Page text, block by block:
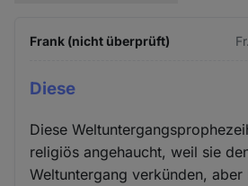
Frank (nicht überprüft)
Diese
Diese
religiös angehaucht, weil sie
Weltuntergang verkünden, aber